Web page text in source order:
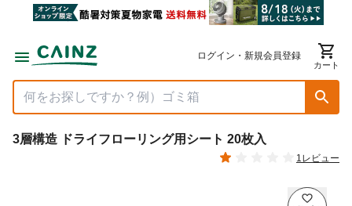
ログイン・新規会員登録
カート
3層構造 ドライフローリング用シート 20枚入
1レビュー